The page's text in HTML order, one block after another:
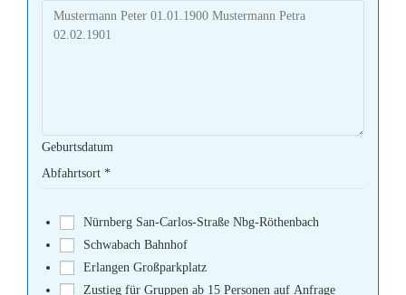
Geburtsdatum
Abfahrtsort *
Nürnberg San-Carlos-Straße Nbg-Röthenbach
Schwabach Bahnhof
Erlangen Großparkplatz
Zustieg für Gruppen ab 15 Personen auf Anfrage